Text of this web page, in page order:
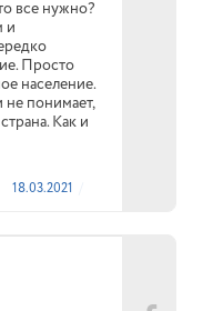
все нужно?
и
Просто
население.
не понимает,
Как и
18.03.2021